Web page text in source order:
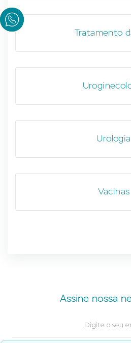
Tratamento
Urologia
Vacinas
Assine nossa